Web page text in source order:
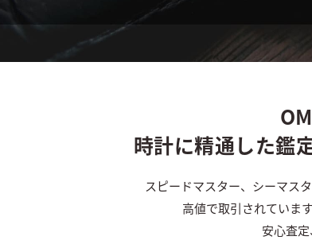
時計に精通した鑑
スピードマスター、シーマス
高値で取引されていま
安心査